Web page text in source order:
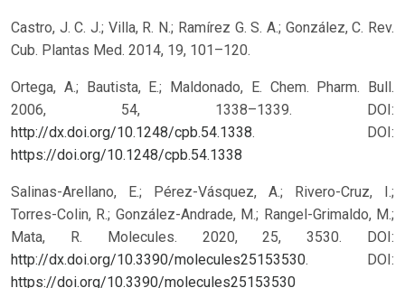
Castro, J. C. J.; Villa, R. N.; Ramírez G. S. A.; González, C. Rev.
Cub. Plantas Med. 2014, 19, 101–120.
Ortega, A.; Bautista, E.; Maldonado, E. Chem. Pharm. Bull.
2006, 54, 1338–1339. DOI:
http://dx.doi.org/10.1248/cpb.54.1338. DOI:
https://doi.org/10.1248/cpb.54.1338
Salinas-Arellano, E.; Pérez-Vásquez, A.; Rivero-Cruz, I.;
Torres-Colin, R.; González-Andrade, M.; Rangel-Grimaldo, M.;
Mata, R. Molecules. 2020, 25, 3530. DOI:
http://dx.doi.org/10.3390/molecules25153530. DOI:
https://doi.org/10.3390/molecules25153530